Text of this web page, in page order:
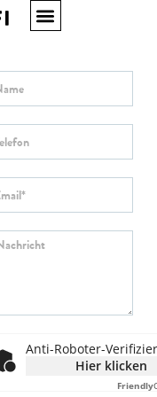
Anti-Roboter-
Hier klicken
Friendly